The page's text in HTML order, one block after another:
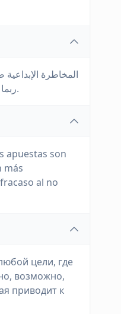
المخاطرة
ربما أكثر إضاعة للوقت هي الحذر العشوائي الذي يدفع للتقاعس ويعزز الفشل في استغلال الفرصة.
apuestas son
más
al no
цели, где
возможно,
приводит к